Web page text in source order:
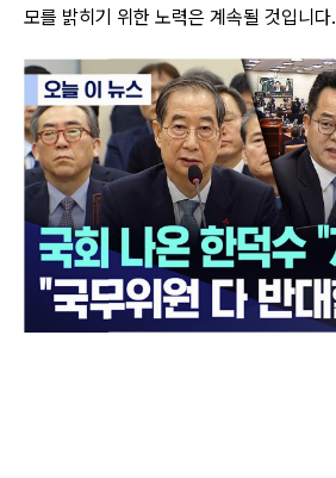
모를 밝히기 위한 노력은 계속될 것입니다.